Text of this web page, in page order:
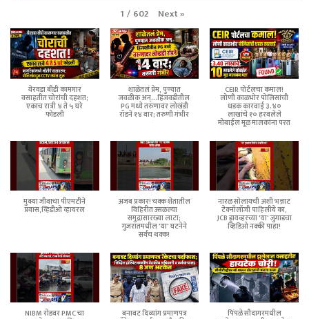
1 / 602 Next»
येरवडा बीडी कामगार
वसाहतीत चोरांची दहशत;
एकाच रात्री ४ ते ५ घरे
फोडली
शाळेतलं प्रेम, पुण्यात
जवळीक अन्...हिंजवडीतील
PG मध्ये तरुणावर लोखंडी
रॉडने १४ वार; तरुणी गंभीर
CEIR पोर्टलचा कमाल!
लोणी काळभोर पोलिसांची
धडक कारवाई ३.४०
लाखांचे १० हरवलेले
मोबाईल मूळ मालकांना परत
मुक्या जीवाचा पीएमटीने
प्रवास,व्हिडीओ व्हायरल
अजब प्रकार! चक्क शेतातील
विहिरीत उसळल्या
समुद्रासारख्या लाटा;
गुजरातमधील 'या' घटनेने
सर्वच थक्क!
नारळ सोलायची अशी भन्नाट
टेक्नॉलॉजी पाहिलीये का,
JCB ड्रायव्हरच्या 'या' जुगाडचा
व्हिडिओ नक्की पाहा!
NIBM रोडवर PMC चा बनावट दिव्यांग प्रमाणपत्र पिंपळे सौदागरमधील